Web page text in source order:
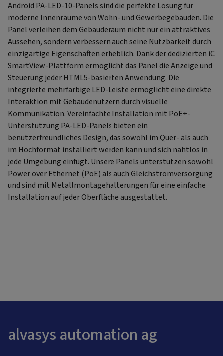
Android PA-LED-10-Panels sind die perfekte Lösung für
moderne Innenräume von Wohn- und Gewerbegebäuden. Die
Panel verleihen dem Gebäuderaum nicht nur ein attraktives
Aussehen, sondern verbessern auch seine Nutzbarkeit durch
einzigartige Eigenschaften erheblich. Dank der dedizierten iC
SmartView-Plattform ermöglicht das Panel die Anzeige und
Steuerung jeder HTML5-basierten Anwendung. Die
integrierte mehrfarbige LED-Leiste ermöglicht eine direkte
Interaktion mit Gebäudenutzern durch visuelle
Kommunikation. Vereinfachte Installation mit PoE+-
Unterstützung PA-LED-Panels bieten ein
benutzerfreundliches Design, das sowohl im Quer- als auch
im Hochformat installiert werden kann und sich nahtlos in
jede Umgebung einfügt. Unsere Panels unterstützen sowohl
Power over Ethernet (PoE) als auch Gleichstromversorgung
und sind mit Metallmontagehalterungen für eine einfache
Installation auf jeder Oberfläche ausgestattet.
alvasys automation ag